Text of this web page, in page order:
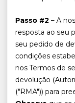
Passo #2 – A
resposta ao seu
seu pedido de
condições
nos Termos de
devolução
("RMA")) para